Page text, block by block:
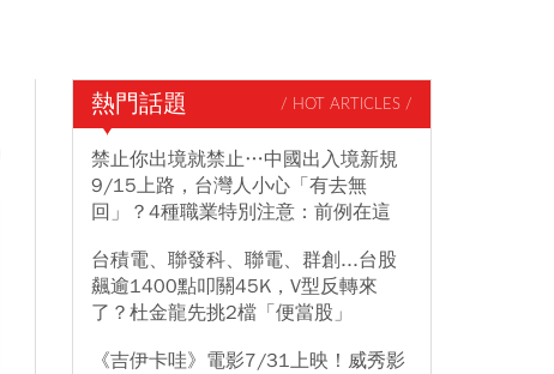
熱門話題 / HOT ARTICLES /
禁止你出境就禁止…中國出入境新規
9/15上路，台灣人小心「有去無
回」？4種職業特別注意：前例在這
台積電、聯發科、聯電、群創...台股
飆逾1400點叩關45K，V型反轉來
了？杜金龍先挑2檔「便當股」
《吉伊卡哇》電影7/31上映！威秀影